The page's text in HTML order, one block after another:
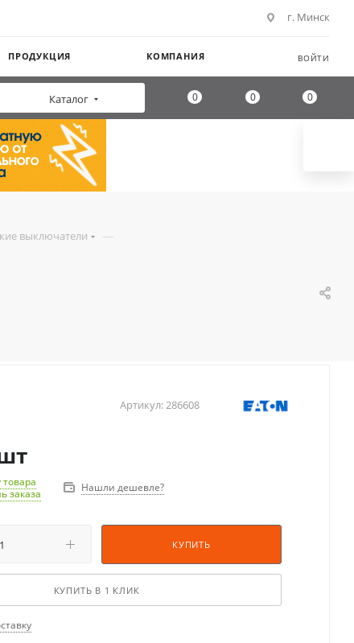
г. Минск
ПРОДУКЦИЯ КОМПАНИЯ ВОЙТИ
Каталог 0 0 0
выключатели —
Артикул:286608
заказа
Нашли дешевле?
КУПИТЬ
КУПИТЬ В 1 КЛИК